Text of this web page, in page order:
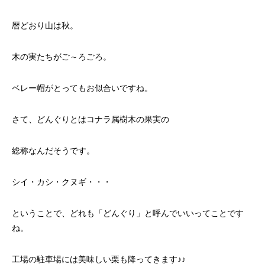
暦どおり山は秋。
木の実たちがご～ろごろ。
ベレー帽がとってもお似合いですね。
さて、どんぐりとはコナラ属樹木の果実の
総称なんだそうです。
シイ・カシ・クヌギ・・・
ということで、どれも「どんぐり」と呼んでいいってことです
ね。
工場の駐車場には美味しい栗も降ってきます♪♪